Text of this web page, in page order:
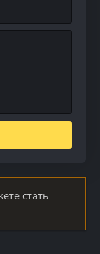
стать